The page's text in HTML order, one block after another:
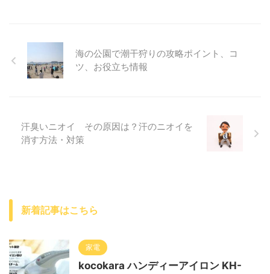
海の公園で潮干狩りの攻略ポイント、コ
ツ、お役立ち情報
汗臭いニオイ その原因は？汗のニオイを
消す方法・対策
新着記事はこちら
家電
kocokara ハンディーアイロン KH-